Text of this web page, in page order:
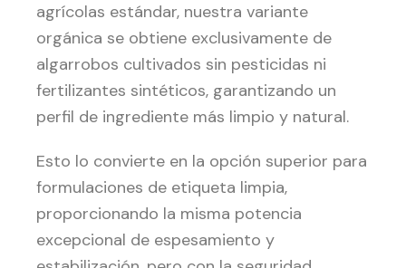
agrícolas estándar, nuestra variante
orgánica se obtiene exclusivamente de
algarrobos cultivados sin pesticidas ni
fertilizantes sintéticos, garantizando un
perfil de ingrediente más limpio y natural.
Esto lo convierte en la opción superior para
formulaciones de etiqueta limpia,
proporcionando la misma potencia
excepcional de espesamiento y